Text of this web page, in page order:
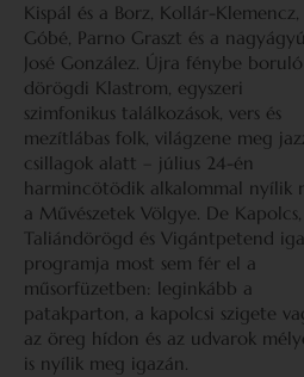
Kispál és a Borz, Kollár-Klemencz,
Góbé, Parno Graszt és a
José González. Újra fénybe boruló
dörögdi Klastrom, egyszeri
szimfonikus találkozások, vers és
mezítlábas folk, világzene meg
csillagok alatt – július 24-én
harmincötödik alkalommal nyílik
a Művészetek Völgye. De Kapolcs,
Taliándörögd és Vigántpetend
programja most sem fér el a
műsorfüzetben: leginkább a
patakparton, a kapolcsi szigete
az öreg hídon és az udvarok
is nyílik meg igazán.